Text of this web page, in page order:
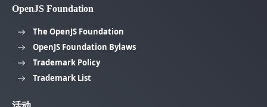
OpenJS Foundation
The OpenJS Foundation
OpenJS Foundation Bylaws
Trademark Policy
Trademark List